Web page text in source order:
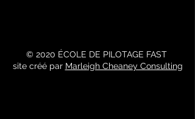
© 2020 ÉCOLE DE PILOTAGE FAST
site créé par Marleigh Cheaney Consulting